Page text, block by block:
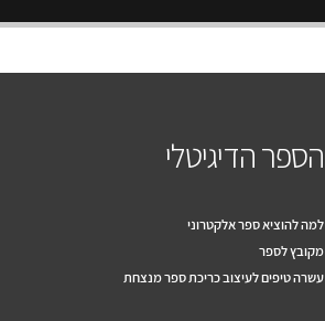
הספר הדיגיטלי
למה להוציא ספר אלקטרוני
מקובץ לספר
עשרה טיפים לעיצוב כריכת ספר מנצחת